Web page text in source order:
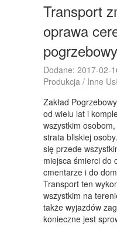
Transport
oprawa
Dodane: 2017-02-
Produkcja / Inne
Zakład
od wielu lat i
wszystkim
strata bliskiej
się przede
miejsca śmierci do
cmentarze i do
Transport ten
wszystkim na
także wyjazdów
konieczne jest